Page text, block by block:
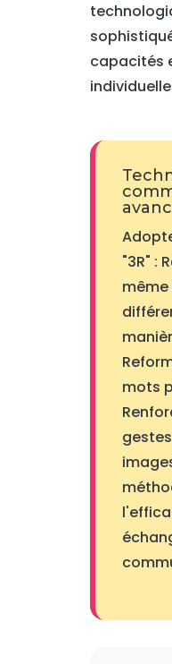
capacités
"3R" :
mots